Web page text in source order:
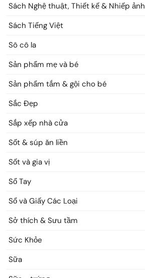
Sách Nghệ thuật, Thiết kế & Nhiếp ảnh
Sách Tiếng Việt
Sô cô la
Sản phẩm mẹ và bé
Sản phẩm tắm & gội cho bé
Sắc Đẹp
Sắp xếp nhà cửa
Sốt & súp ăn liền
Sốt và gia vị
Sổ Tay
Sổ và Giấy Các Loại
Sở thích & Sưu tầm
Sức Khỏe
Sữa